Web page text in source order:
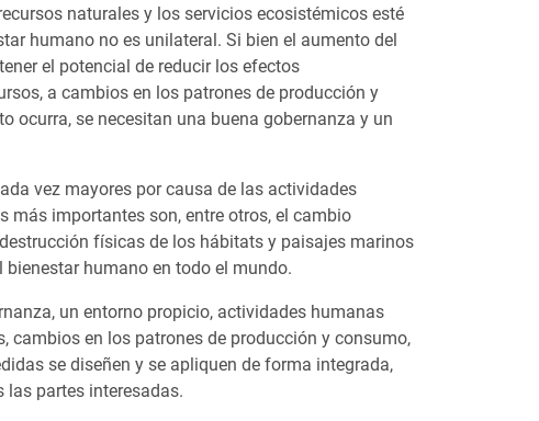
naturales y los servicios ecosistémicos esté
humano no es unilateral. Si bien el aumento del
el potencial de reducir los efectos
a cambios en los patrones de producción y
ocurra, se necesitan una buena gobernanza y un
vez mayores por causa de las actividades
más importantes son, entre otros, el cambio
físicas de los hábitats y paisajes marinos
humano en todo el mundo.
un entorno propicio, actividades humanas
cambios en los patrones de producción y consumo,
se diseñen y se apliquen de forma integrada,
las partes interesadas.